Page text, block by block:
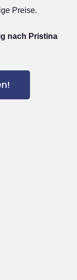
Preise.
nach Pristina